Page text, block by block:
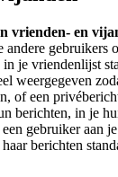
vrienden- en
andere gebruikers
je vriendenlijst
weergegeven
of een
berichten, in je
gebruiker aan
berichten